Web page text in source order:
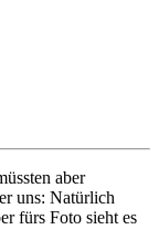
aber
uns: Natürlich
fürs Foto sieht es